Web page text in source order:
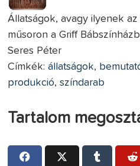
Állatságok, avagy ilyenek az
műsoron a Griff
Seres Péter
Címkék:állatságok,
produkció,színdarab
Tartalom